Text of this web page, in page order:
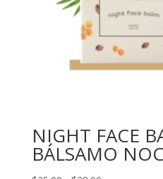
NIGHT FACE
BÁLSAMO